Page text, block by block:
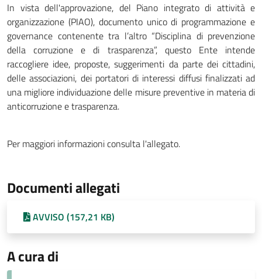
In vista dell'approvazione, del Piano integrato di attività e
organizzazione (PIAO), documento unico di programmazione e
governance contenente tra l’altro “Disciplina di prevenzione
della corruzione e di trasparenza”, questo Ente intende
raccogliere idee, proposte, suggerimenti da parte dei cittadini,
delle associazioni, dei portatori di interessi diffusi finalizzati ad
una migliore individuazione delle misure preventive in materia di
anticorruzione e trasparenza.
Per maggiori informazioni consulta l'allegato.
Documenti allegati
AVVISO (157,21 KB)
A cura di